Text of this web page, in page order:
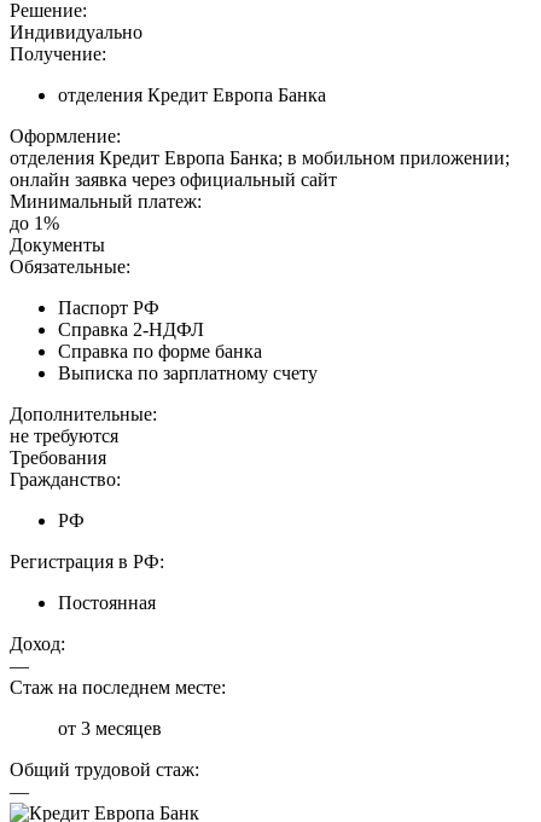
Решение:
Индивидуально
Получение:
отделения Кредит Европа Банка
Оформление:
отделения Кредит Европа Банка; в мобильном приложении;
онлайн заявка через официальный сайт
Минимальный платеж:
до 1%
Документы
Обязательные:
Паспорт РФ
Справка 2-НДФЛ
Справка по форме банка
Выписка по зарплатному счету
Дополнительные:
не требуются
Требования
Гражданство:
РФ
Регистрация в РФ:
Постоянная
Доход:
—
Стаж на последнем месте:
от 3 месяцев
Общий трудовой стаж:
—